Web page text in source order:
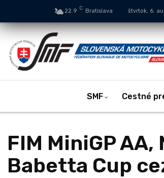
22.9 C Bratislava štvrtok, 6.
SMF Cestné
FIM MiniGP AA,
Babetta Cup